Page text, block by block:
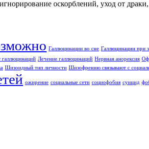
оскорблений, уход от
Галлюцинации во сне Галлюцинации при
галлюцинаций Лечение галлюцинаций Нервная анорексия
Шизоидный тип личности Шизофрению связывают с
ожирение социальные сети социофобия суицид